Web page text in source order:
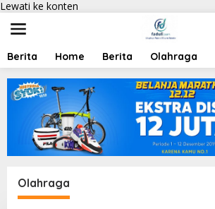
Lewati ke konten
Berita Home Berita Olahraga
Olahraga